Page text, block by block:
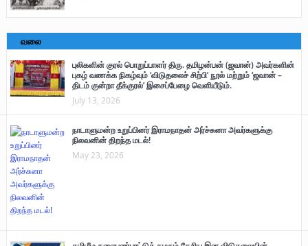
வலை
புலிகளின் குரல் பொறுப்பாளர் திரு. தமிழன்பன் (ஜவான்) அவர்களின்
புகழ் வணக்க நிகழ்வும் ‘விடுதலைச் சிற்பி’ நூல் மற்றும் ‘ஜவான் –
திடம் குன்றா தீக்குரல்’ இசைப்பேழை வெளியீடும்.
July 13, 2026
நாடாளுமன்ற உறுப்பினர் இராமநாதன் அர்ச்சுனா அவர்களுக்கு
நிலவனின் திறந்த மடல்!
May 23, 2026